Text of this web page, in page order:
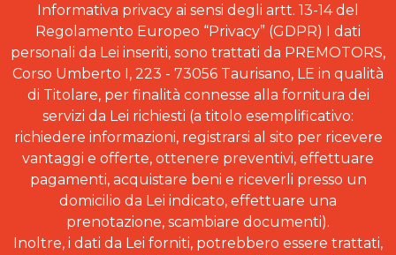
(LE)Informativa privacy ai sensi degli artt. 13-14 del
Regolamento Europeo “Privacy” (GDPR) I dati
personali da Lei inseriti, sono trattati da PREMOTORS,
Corso Umberto I, 223 - 73056 Taurisano, LE in qualità
di Titolare, per finalità connesse alla fornitura dei
servizi da Lei richiesti (a titolo esemplificativo:
richiedere informazioni, registrarsi al sito per ricevere
vantaggi e offerte, ottenere preventivi, effettuare
pagamenti, acquistare beni e riceverli presso un
domicilio da Lei indicato, effettuare una
prenotazione, scambiare documenti).
Inoltre, i dati da Lei forniti, potrebbero essere trattati,